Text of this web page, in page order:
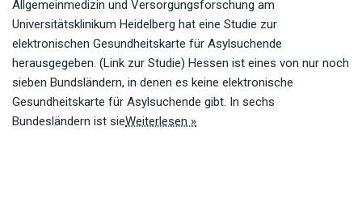
Allgemeinmedizin und Versorgungsforschung am
Universitätsklinikum Heidelberg hat eine Studie zur
elektronischen Gesundheitskarte für Asylsuchende
herausgegeben. (Link zur Studie) Hessen ist eines von nur noch
sieben Bundsländern, in denen es keine elektronische
Gesundheitskarte für Asylsuchende gibt. In sechs
Bundesländern ist sieWeiterlesen »